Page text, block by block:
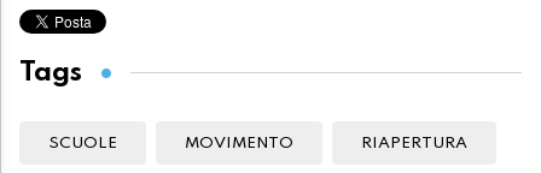
Tags
SCUOLE MOVIMENTO RIAPERTURA